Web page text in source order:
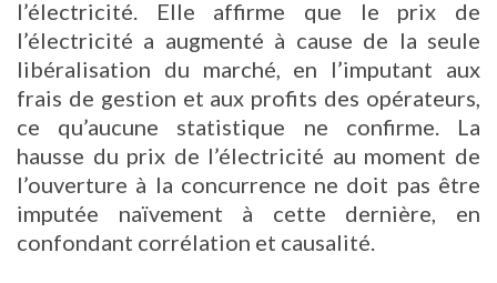
l’électricité. Elle affirme que le prix de
l’électricité a augmenté à cause de la seule
libéralisation du marché, en l’imputant aux
frais de gestion et aux profits des opérateurs,
ce qu’aucune statistique ne confirme. La
hausse du prix de l’électricité au moment de
l’ouverture à la concurrence ne doit pas être
imputée naïvement à cette dernière, en
confondant corrélation et causalité.